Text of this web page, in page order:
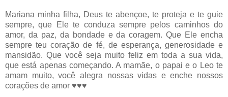
Mariana minha filha, Deus te abençoe, te proteja e te guie
sempre, que Ele te conduza sempre pelos caminhos do
amor, da paz, da bondade e da coragem. Que Ele encha
sempre teu coração de fé, de esperança, generosidade e
mansidão. Que você seja muito feliz em toda a sua vida,
que está apenas começando. A mamãe, o papai e o Leo te
amam muito, você alegra nossas vidas e enche nossos
corações de amor ♥♥♥